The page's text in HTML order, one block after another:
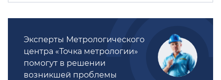
Эксперты Метрологического
центра «Точка метрологии»
помогут в решении
возникшей проблемы